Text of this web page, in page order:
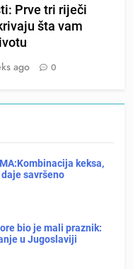
Prve tri riječi
šta vam
ago 0
keksa,
savršeno
bio je mali praznik:
u Jugoslaviji